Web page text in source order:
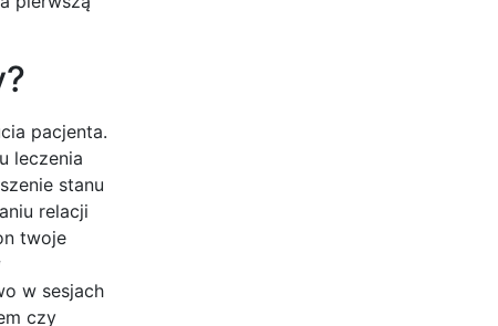
pacjenta.
leczenia
stanu
relacji
twoje
w sesjach
czy